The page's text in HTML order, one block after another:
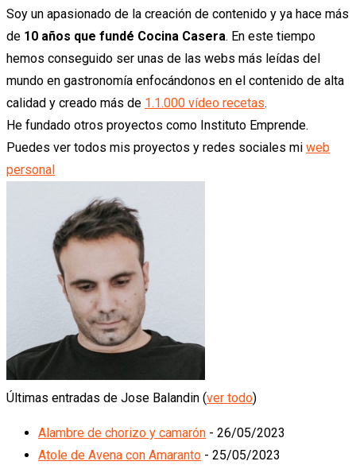
Soy un apasionado de la creación de contenido y ya hace más
de 10 años que fundé Cocina Casera. En este tiempo
hemos conseguido ser unas de las webs más leídas del
mundo en gastronomía enfocándonos en el contenido de alta
calidad y creado más de 1.1.000 vídeo recetas.
He fundado otros proyectos como Instituto Emprende.
Puedes ver todos mis proyectos y redes sociales mi web
personal
Últimas entradas de Jose Balandin (ver todo)
Alambre de chorizo y camarón - 26/05/2023
Atole de Avena con Amaranto - 25/05/2023